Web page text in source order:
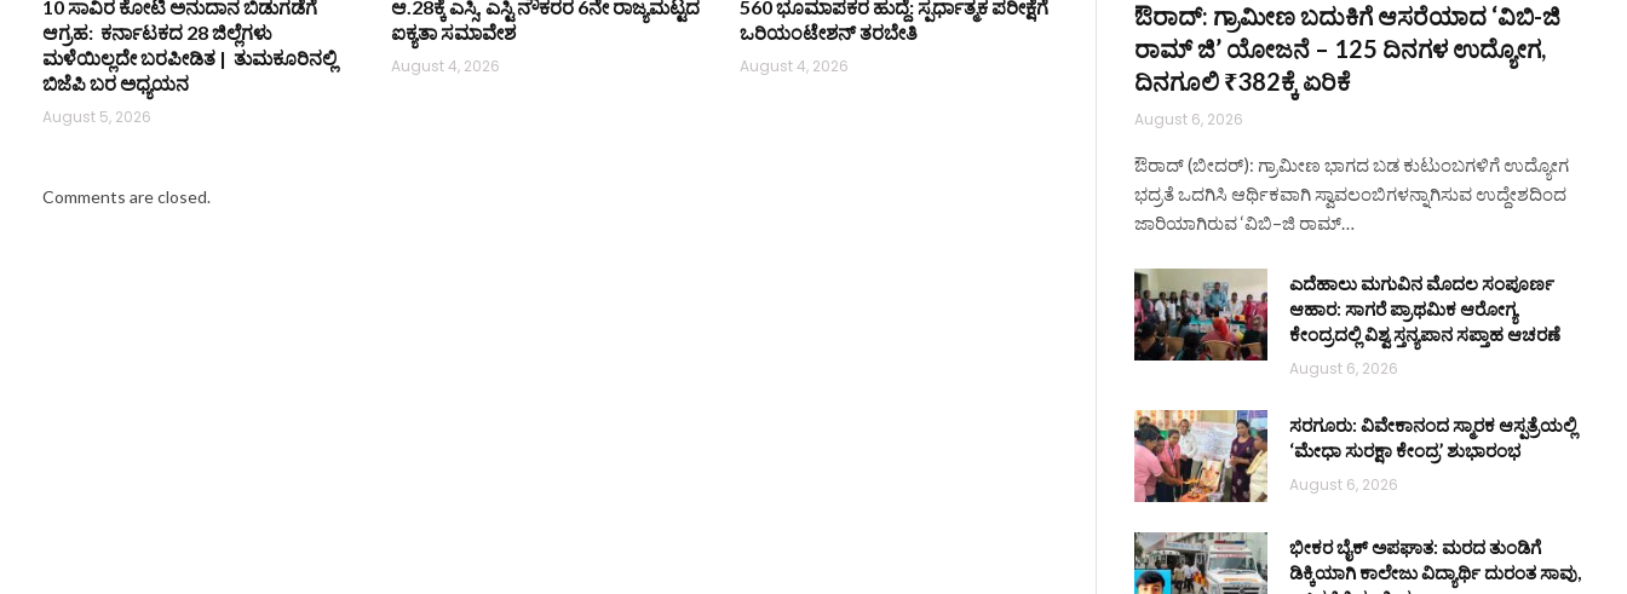
10 ಸಾವಿರ ಕೋಟಿ ಅನುದಾನ ಬಿಡುಗಡೆಗೆ
ಆಗ್ರಹ: ಕರ್ನಾಟಕದ 28 ಜಿಲ್ಲೆಗಳು
ಮಳೆಯಿಲ್ಲದೇ ಬರಪೀಡಿತ | ತುಮಕೂರಿನಲ್ಲಿ
ಬಿಜೆಪಿ ಬರ ಅಧ್ಯಯನ
August 5, 2026
ಆ.28ಕ್ಕೆ ಎಸ್ಸಿ, ಎಸ್ಟಿ ನೌಕರರ 6ನೇ ರಾಜ್ಯಮಟ್ಟದ
ಐಕ್ಯತಾ ಸಮಾವೇಶ
August 4, 2026
560 ಭೂಮಾಪಕರ ಹುದ್ದೆ: ಸ್ಪರ್ಧಾತ್ಮಕ ಪರೀಕ್ಷೆಗೆ
ಒರಿಯಂಟೇಶನ್ ತರಬೇತಿ
August 4, 2026
Comments are closed.
ಔರಾದ್: ಗ್ರಾಮೀಣ ಬದುಕಿಗೆ ಆಸರೆಯಾದ ‘ವಿಬಿ-ಜಿ
ರಾಮ್ ಜಿ’ ಯೋಜನೆ – 125 ದಿನಗಳ ಉದ್ಯೋಗ,
ದಿನಗೂಲಿ ₹382ಕ್ಕೆ ಏರಿಕೆ
August 6, 2026
ಔರಾದ್ (ಬೀದರ್): ಗ್ರಾಮೀಣ ಭಾಗದ ಬಡ ಕುಟುಂಬಗಳಿಗೆ ಉದ್ಯೋಗ
ಭದ್ರತೆ ಒದಗಿಸಿ ಆರ್ಥಿಕವಾಗಿ ಸ್ವಾವಲಂಬಿಗಳನ್ನಾಗಿಸುವ ಉದ್ದೇಶದಿಂದ
ಜಾರಿಯಾಗಿರುವ ‘ವಿಬಿ–ಜಿ ರಾಮ್…
ಎದೆಹಾಲು ಮಗುವಿನ ಮೊದಲ ಸಂಪೂರ್ಣ
ಆಹಾರ: ಸಾಗರೆ ಪ್ರಾಥಮಿಕ ಆರೋಗ್ಯ
ಕೇಂದ್ರದಲ್ಲಿ ವಿಶ್ವ ಸ್ತನ್ಯಪಾನ ಸಪ್ತಾಹ ಆಚರಣೆ
August 6, 2026
ಸರಗೂರು: ವಿವೇಕಾನಂದ ಸ್ಮಾರಕ ಆಸ್ಪತ್ರೆಯಲ್ಲಿ
‘ಮೇಧಾ ಸುರಕ್ಷಾ ಕೇಂದ್ರ’ ಶುಭಾರಂಭ
August 6, 2026
ಭೀಕರ ಬೈಕ್ ಅಪಘಾತ: ಮರದ ತುಂಡಿಗೆ
ಡಿಕ್ಕಿಯಾಗಿ ಕಾಲೇಜು ವಿದ್ಯಾರ್ಥಿ ದುರಂತ ಸಾವು,